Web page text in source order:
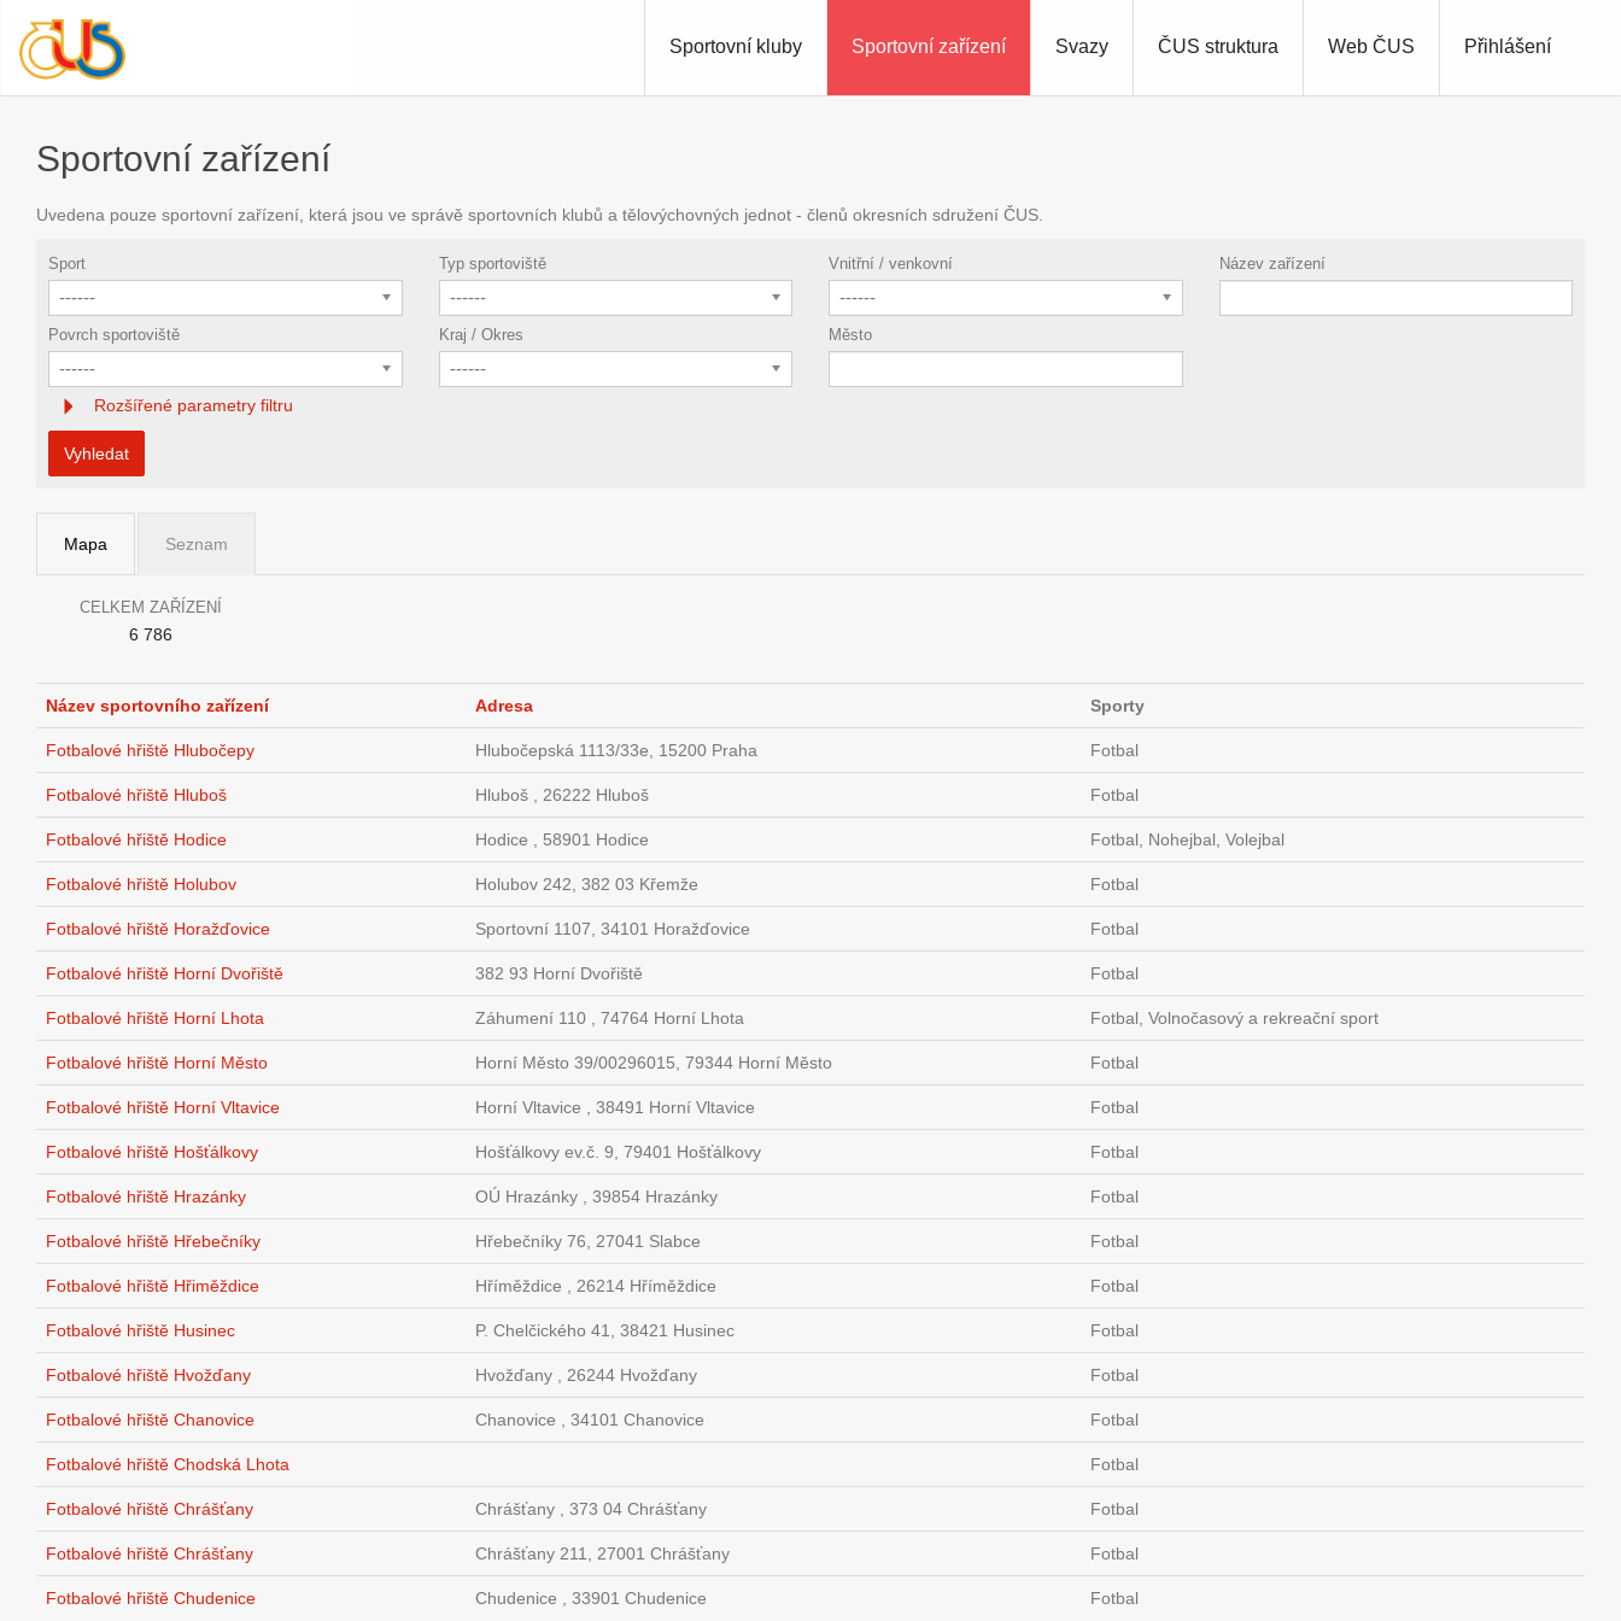
Přihlášení
Sportovní kluby Sportovní zařízení Svazy ČUS struktura Web ČUS
Sportovní zařízení
Uvedena pouze sportovní zařízení, která jsou ve správě sportovních klubů a tělovýchovných jednot - členů okresních sdružení ČUS.
Sport
------
Typ sportoviště
------
Vnitřní / venkovní
------
Název zařízení
Povrch sportoviště
------
Kraj / Okres
------
Město
Rozšířené parametry filtru
Vyhledat
Mapa Seznam
CELKEM ZAŘÍZENÍ
6 786
Název sportovního zařízení Adresa Sporty
Fotbalové hřiště Hlubočepy Hlubočepská 1113/33e, 15200 Praha Fotbal
Fotbalové hřiště Hluboš Hluboš , 26222 Hluboš Fotbal
Fotbalové hřiště Hodice Hodice , 58901 Hodice Fotbal, Nohejbal, Volejbal
Fotbalové hřiště Holubov Holubov 242, 382 03 Křemže Fotbal
Fotbalové hřiště Horažďovice Sportovní 1107, 34101 Horažďovice Fotbal
Fotbalové hřiště Horní Dvořiště 382 93 Horní Dvořiště Fotbal
Fotbalové hřiště Horní Lhota Záhumení 110 , 74764 Horní Lhota Fotbal, Volnočasový a rekreační sport
Fotbalové hřiště Horní Město Horní Město 39/00296015, 79344 Horní Město Fotbal
Fotbalové hřiště Horní Vltavice Horní Vltavice , 38491 Horní Vltavice Fotbal
Fotbalové hřiště Hošťálkovy Hošťálkovy ev.č. 9, 79401 Hošťálkovy Fotbal
Fotbalové hřiště Hrazánky OÚ Hrazánky , 39854 Hrazánky Fotbal
Fotbalové hřiště Hřebečníky Hřebečníky 76, 27041 Slabce Fotbal
Fotbalové hřiště Hřiměždice Hříměždice , 26214 Hříměždice Fotbal
Fotbalové hřiště Husinec P. Chelčického 41, 38421 Husinec Fotbal
Fotbalové hřiště Hvožďany Hvožďany , 26244 Hvožďany Fotbal
Fotbalové hřiště Chanovice Chanovice , 34101 Chanovice Fotbal
Fotbalové hřiště Chodská Lhota Fotbal
Fotbalové hřiště Chrášťany Chrášťany , 373 04 Chrášťany Fotbal
Fotbalové hřiště Chrášťany Chrášťany 211, 27001 Chrášťany Fotbal
Fotbalové hřiště Chudenice Chudenice , 33901 Chudenice Fotbal